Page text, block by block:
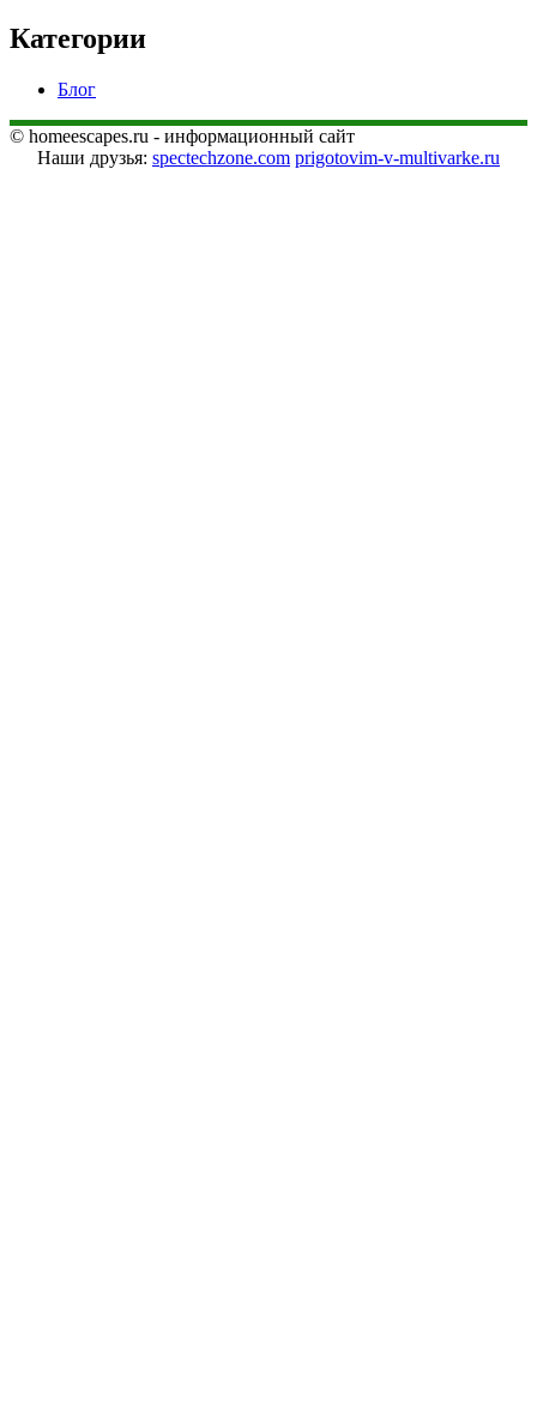
Категории
Блог
© homeescapes.ru - информационный сайт
Наши друзья: spectechzone.com prigotovim-v-multivarke.ru